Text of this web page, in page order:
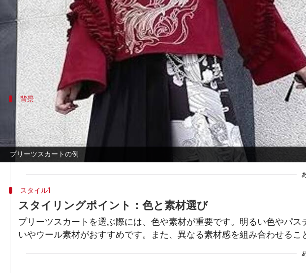
プリーツスカートの例
どんな話なの
プリーツスカートは、日本のストリートファッションにおいて
テムは、若者から大人まで幅広い世代に愛されています。この
背景
プリーツスカートの歴史と背景
プリーツスカートは、もともと制服として使われていましたが、次第
文化と共鳴し、多くのサブカルチャーで取り入れられるようになりま
す。
スタイル1
スタイリングポイント：色と素材選び
プリーツスカートを選ぶ際には、色や素材が重要です。明るい色やパ
いやウール素材がおすすめです。また、異なる素材感を組み合わせるこ